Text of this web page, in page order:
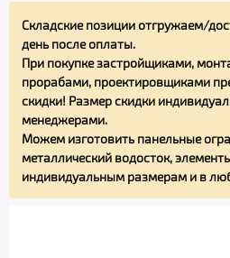
Складские позиции отгружаем/
день после оплаты.
При покупке застройщиками,
прорабами, проектировщиками
скидки! Размер скидки
менеджерами.
Можем изготовить панельные
металлический водосток,
индивидуальным размерам и в